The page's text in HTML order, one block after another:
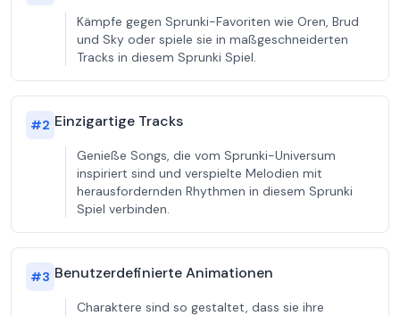
Kämpfe gegen Sprunki-Favoriten wie Oren, Brud
und Sky oder spiele sie in maßgeschneiderten
Tracks in diesem Sprunki Spiel.
#2 Einzigartige Tracks
Genieße Songs, die vom Sprunki-Universum
inspiriert sind und verspielte Melodien mit
herausfordernden Rhythmen in diesem Sprunki
Spiel verbinden.
#3 Benutzerdefinierte Animationen
Charaktere sind so gestaltet, dass sie ihre